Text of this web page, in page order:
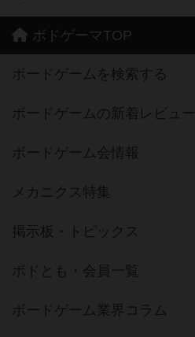
ボドゲーマTOP
ボードゲームを検索する
ボードゲームの新着レビュー
ボードゲーム会情報
メカニクス特集
掲示板・トピックス
ボドとも・会員一覧
ボードゲーム業界コラム